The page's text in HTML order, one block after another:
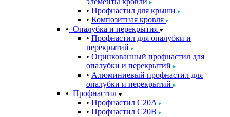
Профнастил для крыши
Композитная кровля
Опалубка и перекрытия
Профнастил для опалубки и
перекрытий
Оцинкованный профнастил для
опалубки и перекрытий
Алюминиевый профнастил для
опалубки и перекрытий
Профнастил
Профнастил С20A
Профнастил С20B